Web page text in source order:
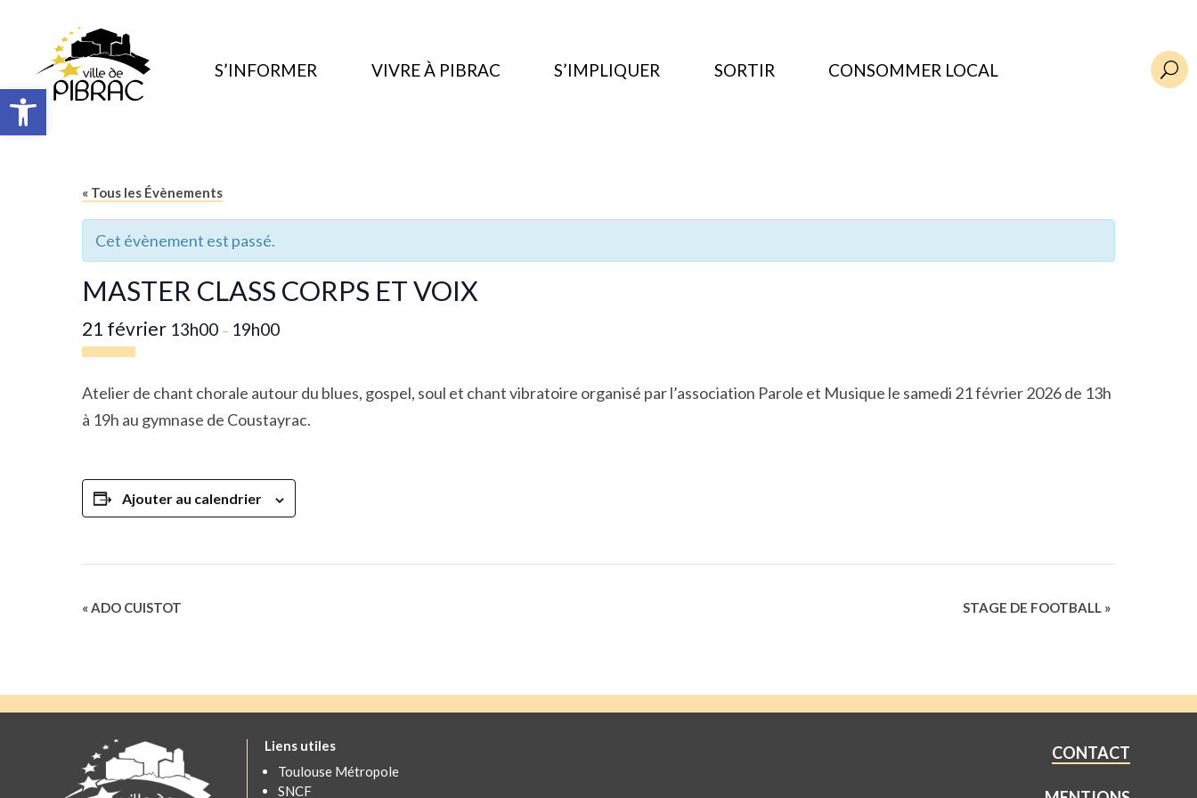
Ouvrir la barre d’outils
S’INFORMER VIVRE À PIBRAC S’IMPLIQUER SORTIR CONSOMMER LOCAL U
« Tous les Évènements
Cet évènement est passé.
MASTER CLASS CORPS ET VOIX
21 février 13h00 – 19h00
Atelier de chant chorale autour du blues, gospel, soul et chant vibratoire organisé par l’association Parole et Musique le samedi 21 février 2026 de 13h
à 19h au gymnase de Coustayrac.
Ajouter au calendrier
Navigation
«ADO CUISTOT STAGE DE FOOTBALL »
Liens utiles
Toulouse Métropole
SNCF
CONTACT